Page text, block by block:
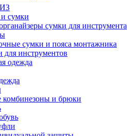
сумки
сумки для инструмента
сумки и пояса монтажника
для инструментов
одежда
комбинезоны и брюки